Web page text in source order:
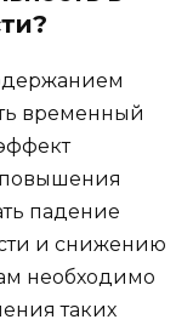
временный
повышения
падение
и снижению
необходимо
таких